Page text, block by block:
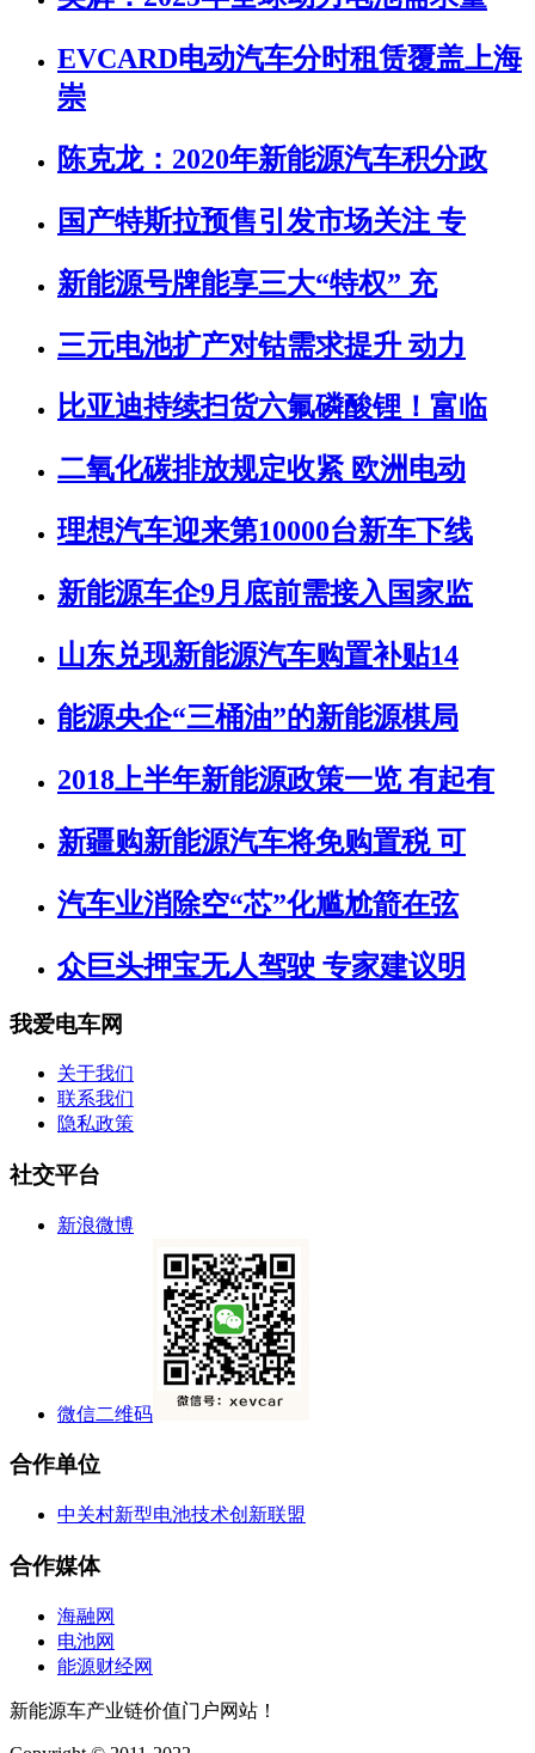
EVCARD电动汽车分时租赁覆盖上海
崇
陈克龙：2020年新能源汽车积分政
国产特斯拉预售引发市场关注 专
新能源号牌能享三大“特权” 充
三元电池扩产对钴需求提升 动力
比亚迪持续扫货六氟磷酸锂！富临
二氧化碳排放规定收紧 欧洲电动
理想汽车迎来第10000台新车下线
新能源车企9月底前需接入国家监
山东兑现新能源汽车购置补贴14
能源央企“三桶油”的新能源棋局
2018上半年新能源政策一览 有起有
新疆购新能源汽车将免购置税 可
汽车业消除空“芯”化尴尬箭在弦
众巨头押宝无人驾驶 专家建议明
我爱电车网
关于我们
联系我们
隐私政策
社交平台
新浪微博
微信二维码
合作单位
中关村新型电池技术创新联盟
合作媒体
海融网
电池网
能源财经网
新能源车产业链价值门户网站！